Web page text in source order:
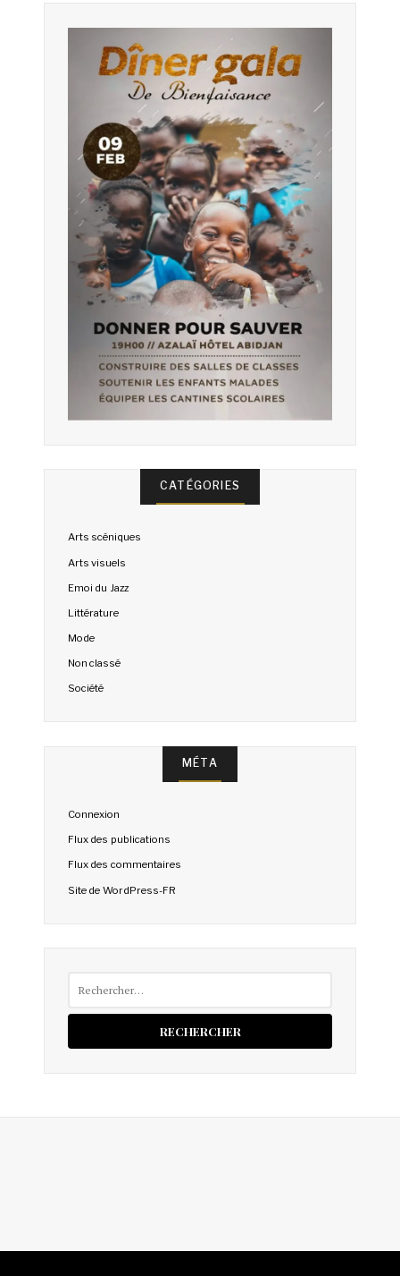
CATÉGORIES
Arts scéniques
Arts visuels
Emoi du Jazz
Littérature
Mode
Non classé
Société
MÉTA
Connexion
Flux des publications
Flux des commentaires
Site de WordPress-FR